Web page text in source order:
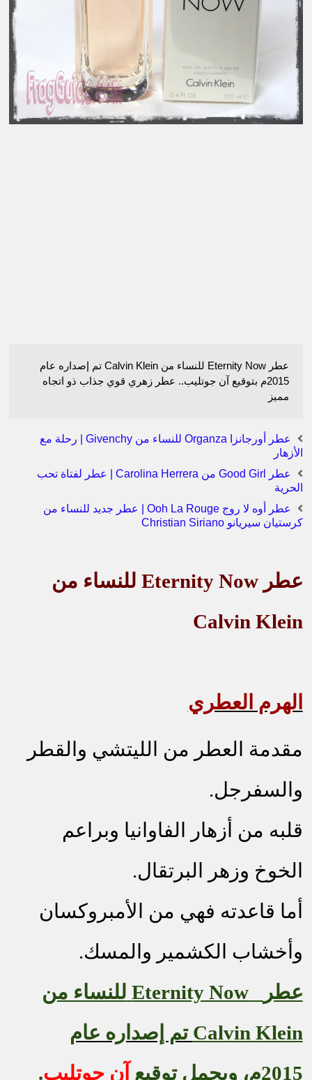
عطر Eternity Now للنساء من Calvin Klein تم إصداره عام
2015م بتوقيع آن جوتليب.. عطر زهري قوي جذاب ذو اتجاه
مميز
عطر أورجانزا Organza للنساء من Givenchy | رحلة مع
الأزهار
عطر Good Girl من Carolina Herrera | عطر لفتاة تحب
الحرية
عطر أوه لا روج Ooh La Rouge | عطر جديد للنساء من
كرستيان سيريانو Christian Siriano
عطرEternity Now للنساء من
Calvin Klein
الهرم العطري
مقدمة العطر من الليتشي والقطر
والسفرجل.
قلبه من أزهار الفاوانيا وبراعم
الخوخ وزهر البرتقال.
أما قاعدته فهي من الأمبروكسان
وأخشاب الكشمير والمسك.
عطر
Eternity Now للنساء من
Calvin Klein تم إصداره عام
2015م، ويحمل توقيع
آن جوتليب.